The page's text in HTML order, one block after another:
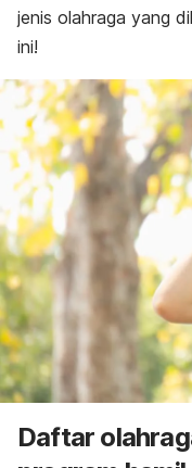
jenis olahraga yang
ini!
Daftar